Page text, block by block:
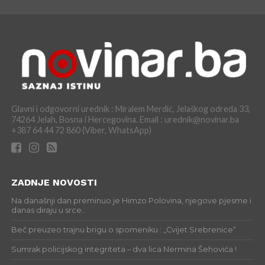
Glavni i odgovorni urednik : Miralem Merdić, Jelaškog odreda 33,
74264 Jelah, Bosna i Hercegovina. Email : urednik@novinar.ba
+387 64 44 72 860 (Viber, WhatsApp)
ZADNJE NOVOSTI
Na današnji dan preminuo je Himzo Polovina, njegove pjesme i
danas diraju u srce..
Beč preuzeo trajnu brigu o spomeniku : „Cvijet Srebrenice“
Sumrak policijskog integriteta – dva lica Nermina Šehovića !